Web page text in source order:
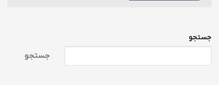
جستجو
جستجو